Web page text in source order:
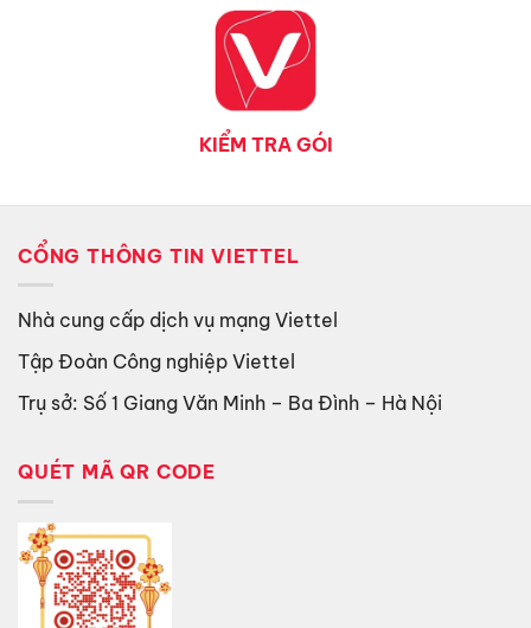
KIỂM TRA GÓI
CỔNG THÔNG TIN VIETTEL
Nhà cung cấp dịch vụ mạng Viettel
Tập Đoàn Công nghiệp Viettel
Trụ sở: Số 1 Giang Văn Minh – Ba Đình – Hà Nội
QUÉT MÃ QR CODE